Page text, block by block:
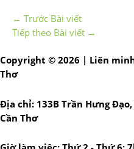
← Trước Bài viết
Tiếp theo Bài viết →
Copyright © 2026 | Liên
Thơ
Địa chỉ: 133B Trần Hưng
Cần Thơ